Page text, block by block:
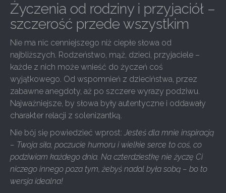
Życzenia od rodziny i przyjaciół –
szczerość przede wszystkim
Nie ma nic cenniejszego niż ciepłe słowa od
najbliższych. Rodzeństwo, mąż, dzieci, przyjaciele –
każde z nich może wnieść do życzeń coś
wyjątkowego. Od wspomnień z dzieciństwa, przez
zabawne anegdoty, aż po szczere wyrazy podziwu.
Najważniejsze, by słowa były autentyczne i oddawały
charakter relacji z solenizantką.
Nie bój się powiedzieć wprost:Jesteś dla mnie inspiracją
– Twoja siła, poczucie humoru i wielkie serce to coś, co
podziwiam każdego dnia. Na czterdziestkę nie życzę Ci
niczego innego poza tym, żebyś nadal była sobą – bo to
wersja idealna!